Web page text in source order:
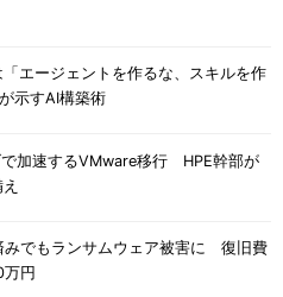
エージェントを作るな、スキルを作
示すAI構築術
加速するVMware移行 HPE幹部が
みでもランサムウェア被害に 復旧費
円